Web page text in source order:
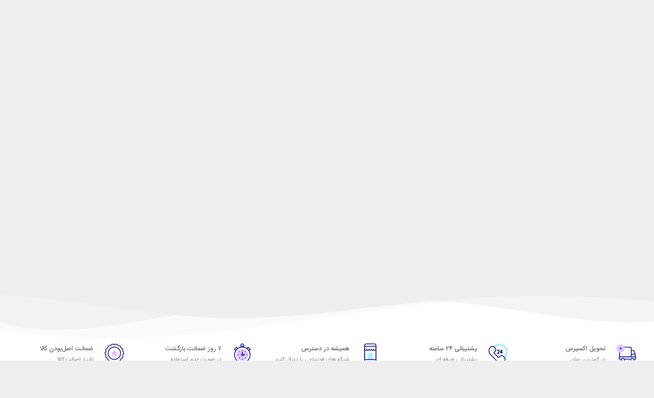
تحویل اکسپرس
در کمترین زمان
پشتیبانی ۲۴ ساعته
پشتیبانی حرفه ای
همیشه در دسترس
شبکه های اجتماعی را دنبال کنید
۷ روز ضمانت بازگشت
در صورت عدم استفاده
ضمانت اصل‌بودن کالا
تایید اصالت کالا